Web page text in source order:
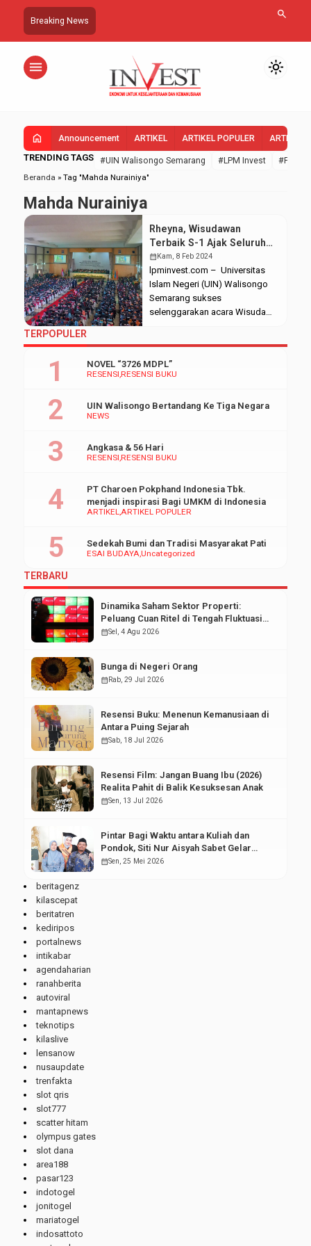
Breaking News search
menu light_mode
home Announcement ARTIKEL ARTIKEL POPULER ARTIKEL
TRENDING TAGS #UIN Walisongo Semarang #LPM Invest
#FEBI
Beranda » Tag "Mahda Nurainiya"
Mahda Nurainiya
Rheyna, Wisudawan
Terbaik S-1 Ajak Seluruh
Wisudawan untuk Wujudkan
Mimpi
calendar_monthKam, 8 Feb 2024
lpminvest.com – Universitas
Islam Negeri (UIN) Walisongo
Semarang sukses
selenggarakan acara Wisuda
sidang senat terbuka pada
kampus 3 UIN Walisongo
Teater Wadas dari Fakultas
TERPOPULER
RESENSI RESENSI BUKU
NOVEL “3726 MDPL”
NEWS
UIN Walisongo Bertandang Ke Tiga Negara
RESENSI RESENSI BUKU
Angkasa & 56 Hari
ARTIKELARTIKEL POPULER
PT Charoen Pokphand Indonesia Tbk.
menjadi inspirasi Bagi UMKM di Indonesia
ESAI BUDAYAUncategorized
Sedekah Bumi dan Tradisi Masyarakat Pati
TERBARU
Dinamika Saham Sektor Properti:
Peluang Cuan Ritel di Tengah Fluktuasi
Pasar Modal
calendar_monthSel, 4 Agu 2026
Bunga di Negeri Orang
calendar_monthRab, 29 Jul 2026
Resensi Buku: Menenun Kemanusiaan di
Antara Puing Sejarah
calendar_monthSab, 18 Jul 2026
Resensi Film: Jangan Buang Ibu (2026)
Realita Pahit di Balik Kesuksesan Anak
calendar_monthSen, 13 Jul 2026
Pintar Bagi Waktu antara Kuliah dan
Pondok, Siti Nur Aisyah Sabet Gelar
Wisudawan Terbaik
calendar_monthSen, 25 Mei 2026
beritagenz
kilascepat
beritatren
kediripos
portalnews
intikabar
agendaharian
ranahberita
autoviral
mantapnews
teknotips
kilaslive
lensanow
nusaupdate
trenfakta
slot qris
slot777
scatter hitam
olympus gates
slot dana
area188
pasar123
indotogel
jonitogel
mariatogel
indosattoto